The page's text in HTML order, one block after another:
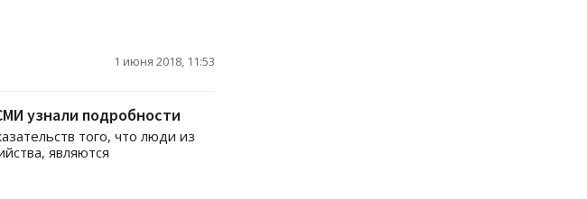
1 июня 2018, 11:53
узнали подробности
того, что люди из
являются